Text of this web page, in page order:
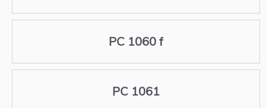
PC 1060 f
PC 1061